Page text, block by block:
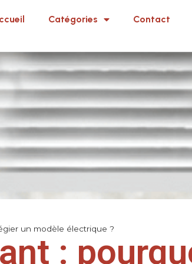
Catégories Contact
un modèle électrique ?
: